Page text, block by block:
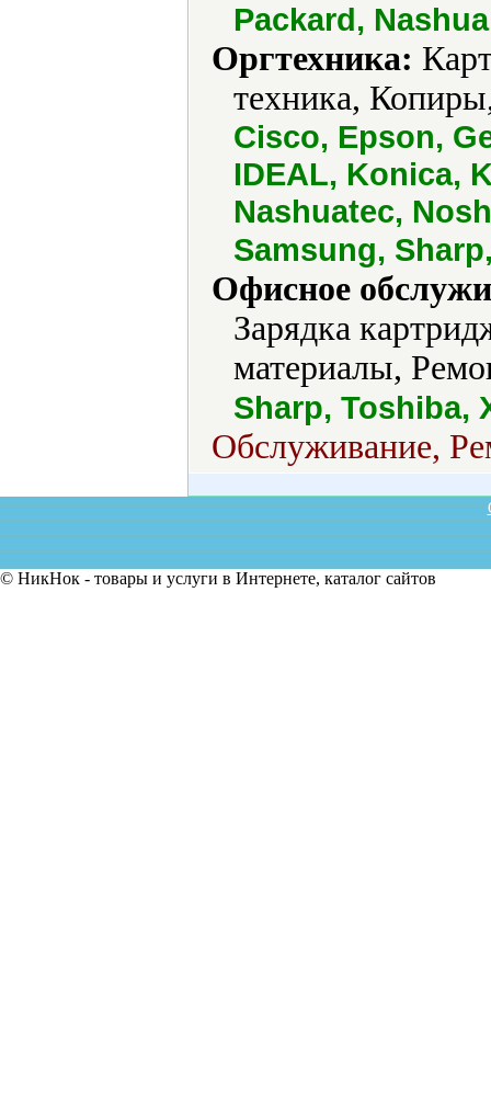
Packard,
Оргтехника:
техника,
Cisco, Epson,
IDEAL, Konica,
Nashuatec,
Samsung,
Офисное
Зарядка
материалы,
Sharp, Toshiba,
Обслуживание,
© НикНок - товары и услуги в Интернете, каталог сайтов